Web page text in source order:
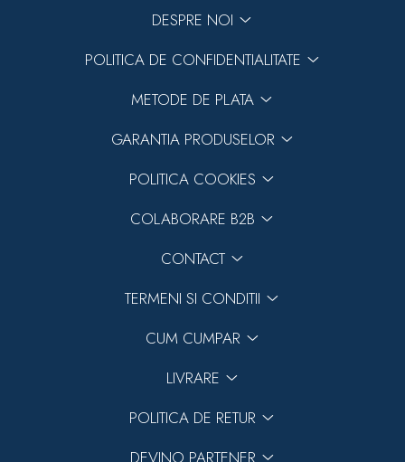
DESPRE NOI
POLITICA DE CONFIDENTIALITATE
METODE DE PLATA
GARANTIA PRODUSELOR
POLITICA COOKIES
COLABORARE B2B
CONTACT
TERMENI SI CONDITII
CUM CUMPAR
LIVRARE
POLITICA DE RETUR
DEVINO PARTENER